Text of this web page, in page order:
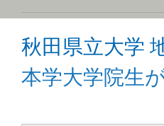
秋田県立大学
本学大学院生